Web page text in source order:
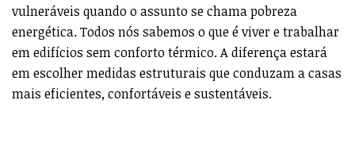
vulneráveis quando o assunto se chama pobreza
energética. Todos nós sabemos o que é viver e trabalhar
em edifícios sem conforto térmico. A diferença estará
em escolher medidas estruturais que conduzam a casas
mais eficientes, confortáveis e sustentáveis.